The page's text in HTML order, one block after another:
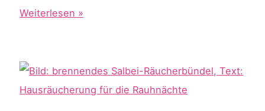
Die
erleben
–
Weiterlesen »